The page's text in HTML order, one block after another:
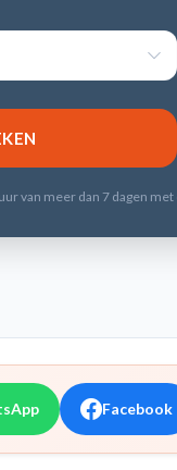
van meer dan 7 dagen
Facebook